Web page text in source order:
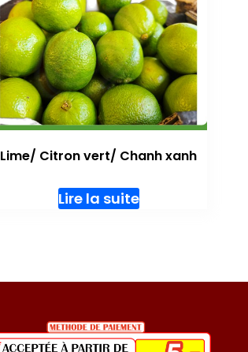
Lime/ Citron vert/ Chanh xanh
Lire la suite